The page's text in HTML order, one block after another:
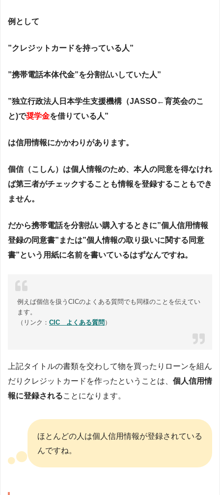
例として
”クレジットカードを持っている人”
”携帯電話本体代金”を分割払いしていた人”
”独立行政法人日本学生支援機構（JASSO←育英会のこ
と)で奨学金を借りている人”
は信用情報にかかわりがあります。
個信（こしん）は個人情報のため、本人の同意を得なけれ
ば第三者がチェックすることも情報を登録することもでき
ません。
だから携帯電話を分割払い購入するときに”個人信用情報
登録の同意書”または”個人情報の取り扱いに関する同意
書”という用紙に名前を書いているはずなんですね。
例えば個信を扱うCICのよくある質問でも同様のことを伝えてい
ます。
（リンク：CIC よくある質問 ）
上記タイトルの書類を交わして物を買ったりローンを組ん
だりクレジットカードを作ったということは、 個人信用情
報に登録されることになります。
ほとんどの人は個人信用情報が登録されている
んですね。